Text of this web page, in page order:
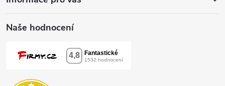
Naše hodnocení